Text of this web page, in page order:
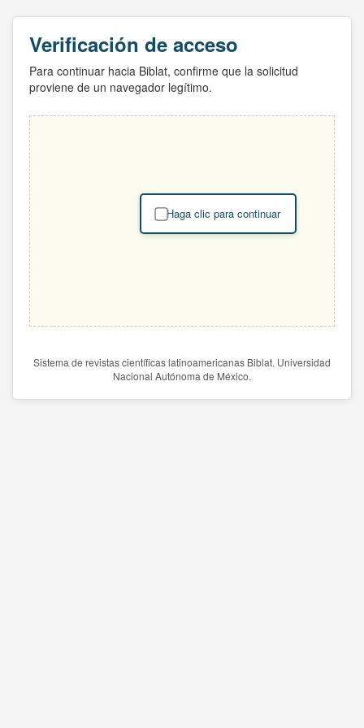
Verificación de acceso
Para continuar hacia Biblat, confirme que la solicitud
proviene de un navegador legítimo.
Haga clic para continuar
Sistema de revistas científicas latinoamericanas Biblat. Universidad
Nacional Autónoma de México.